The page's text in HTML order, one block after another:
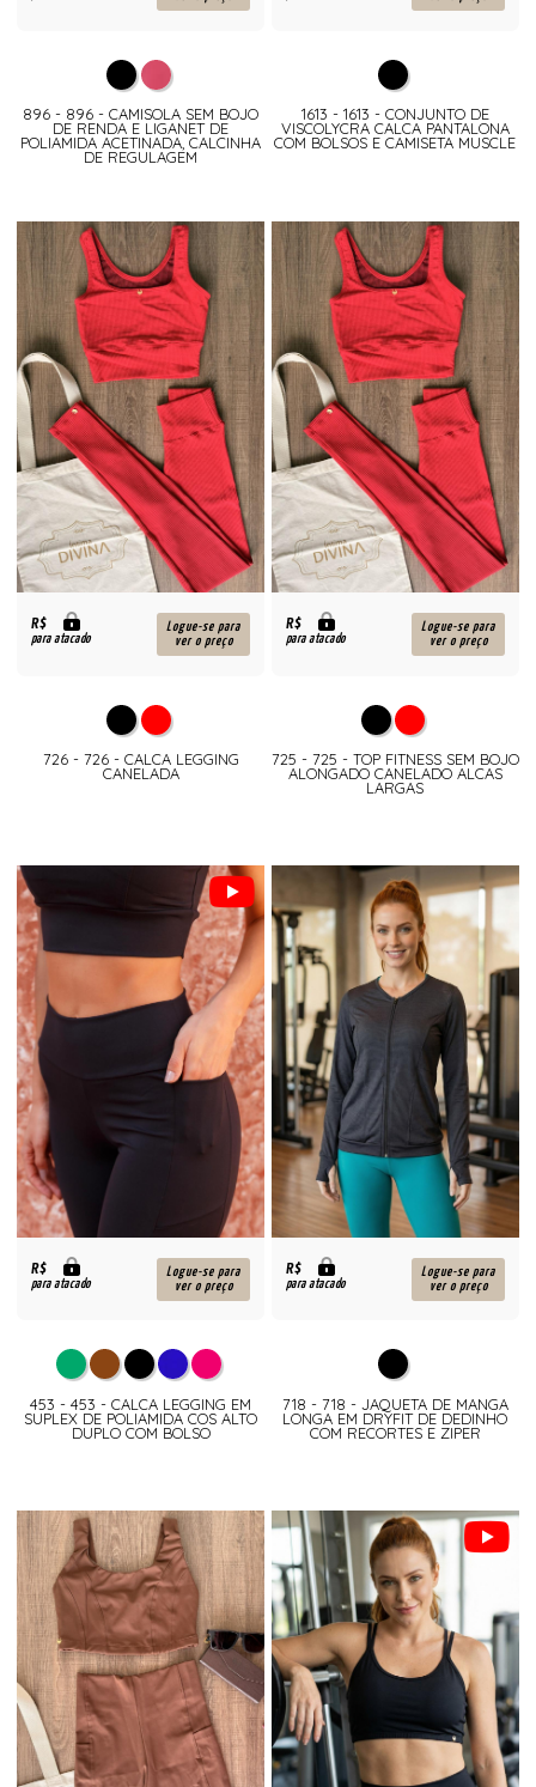
896 - 896 - CAMISOLA SEM BOJO
DE RENDA E LIGANET DE
POLIAMIDA ACETINADA, CALCINHA
DE REGULAGEM
1613 - 1613 - CONJUNTO DE
VISCOLYCRA CALCA PANTALONA
COM BOLSOS E CAMISETA MUSCLE
R$
para atacado
Logue-se para
ver o preço
726 - 726 - CALCA LEGGING
CANELADA
R$
para atacado
Logue-se para
ver o preço
725 - 725 - TOP FITNESS SEM BOJO
ALONGADO CANELADO ALCAS
LARGAS
R$
para atacado
Logue-se para
ver o preço
453 - 453 - CALCA LEGGING EM
SUPLEX DE POLIAMIDA COS ALTO
DUPLO COM BOLSO
R$
para atacado
Logue-se para
ver o preço
718 - 718 - JAQUETA DE MANGA
LONGA EM DRYFIT DE DEDINHO
COM RECORTES E ZIPER